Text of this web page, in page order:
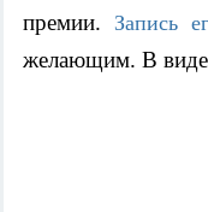
премии. Запись
желающим. В